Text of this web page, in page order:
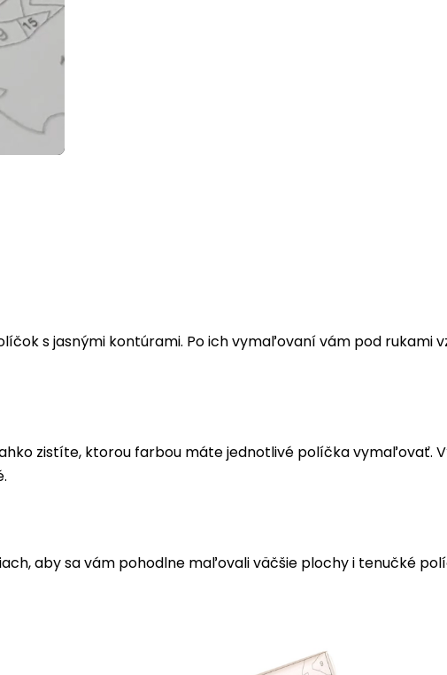
s jasnými kontúrami. Po ich vymaľovaní vám pod rukami
zistíte, ktorou farbou máte jednotlivé políčka vymaľovať.
aby sa vám pohodlne maľovali väčšie plochy i tenučké